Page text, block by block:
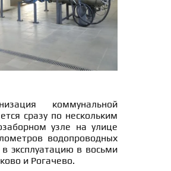
коммунальной
сразу по нескольким
узле на улице
водопроводных
эксплуатацию в восьми
и Рогачево.